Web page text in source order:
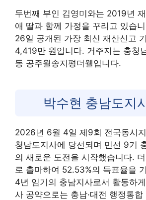
두번째 부인 김영미와는 2019년
애 딸과 함께 가정을 꾸리고 있습
26일 공개된 가장 최신 재산신고
4,419만 원입니다. 거주지는 충청
동 공주월송지평더웰입니다.
박수현 충남도지
2026년 6월 4일 제9회 전국동시
청남도지사에 당선되며 민선 9기
의 새로운 도전을 시작했습니다.
로 출마하여 52.53%의 득표율을
4년 임기의 충남지사로서 활동하
사 공약으로는 충남·대전 행정통